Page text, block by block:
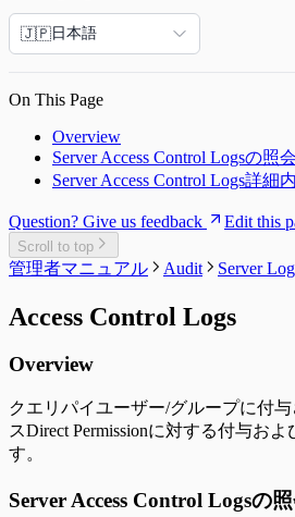
🇯🇵日本語
On This Page
Overview
Server Access Control Logsの照会
Server Access Control Logs詳細
Question? Give us feedback Edit this
Scroll to top
管理者マニュアル Audit Server
Access Control Logs
Overview
クエリパイユーザー/グループに付
スDirect Permissionに対する付与お
す。
Server Access Control Logsの